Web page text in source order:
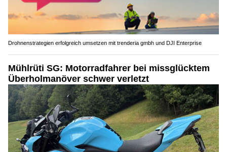
Drohnenstrategien erfolgreich umsetzen mit trenderia gmbh und DJI Enterprise
Mühlrüti SG: Motorradfahrer bei missglücktem
Überholmanöver schwer verletzt